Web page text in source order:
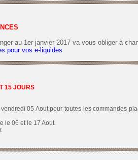
au 1er janvier 2017 va vous obliger à
pour vos e-liquides
15 JOURS
05 Aout pour toutes les commandes
le 06 et le 17 Aout.